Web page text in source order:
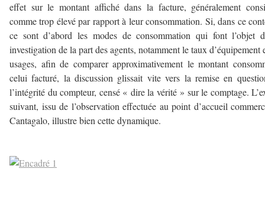
effet sur le montant affiché dans la facture, généralement
comme trop élevé par rapport à leur consommation. Si, dans ce
ce sont d’abord les modes de consommation qui font l’objet
investigation de la part des agents, notamment le taux d’équipement
usages, afin de comparer approximativement le montant
celui facturé, la discussion glissait vite vers la remise en
l’intégrité du compteur, censé « dire la vérité » sur le comptage.
suivant, issu de l’observation effectuée au point d’accueil
Cantagalo, illustre bien cette dynamique.